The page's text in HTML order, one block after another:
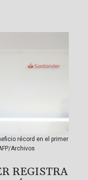
récord en el primer
Archivos
REGISTRA